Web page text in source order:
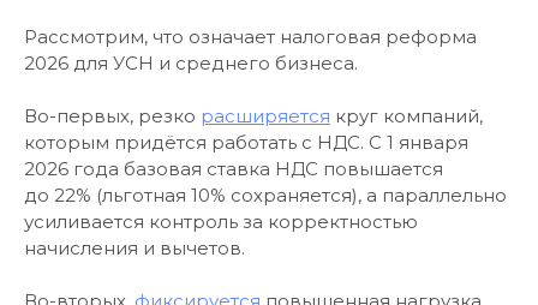
Рассмотрим, что означает налоговая реформа
2026 для УСН и среднего бизнеса.
Во-первых, резко расширяется круг компаний,
которым придётся работать с НДС. С 1 января
2026 года базовая ставка НДС повышается
до 22% (льготная 10% сохраняется), а параллельно
усиливается контроль за корректностью
начисления и вычетов.
Во-вторых, фиксируется повышенная нагрузка